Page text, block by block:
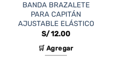
BANDA BRAZALETE
PARA CAPITÁN
AJUSTABLE ELÁSTICO
S/12.00
🛒 Agregar